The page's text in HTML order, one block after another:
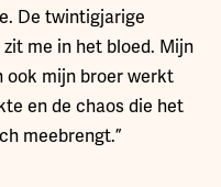
De twintigjarige
me in het bloed. Mijn
ook mijn broer werkt
en de chaos die het
meebrengt.”